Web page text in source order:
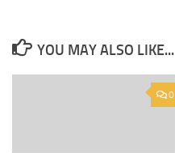
YOU MAY ALSO LIKE...
0